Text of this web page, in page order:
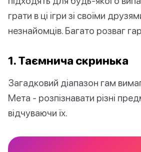
грати в ці ігри зі своїми
незнайомців. Багато розваг
1. Таємнича скринька
Загадковий діапазон гам
Мета - розпізнавати різні
відчуваючи їх.